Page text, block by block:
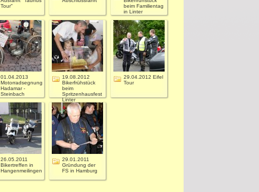
Tour"
beim Familientag
in Linter
01.04.2013
Motorradsegnung
Hadamar -
Steinbach
19.08.2012
Bikerfrühstück
beim
Spritzenhausfest
Linter
29.04.2012 Eifel
Tour
26.05.2011
Bikertreffen in
Hangenmeilingen
29.01.2011
Gründung der
FS in Hamburg